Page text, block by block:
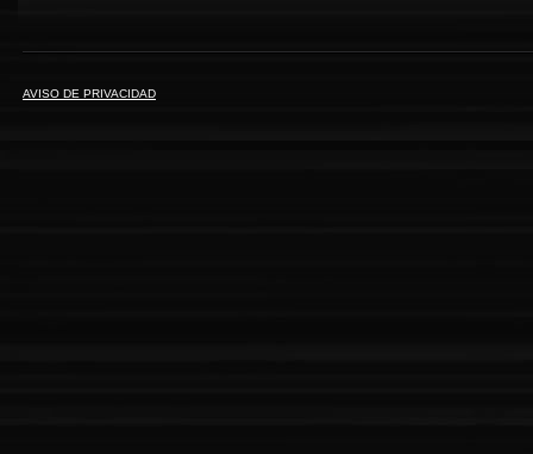
AVISO DE PRIVACIDAD